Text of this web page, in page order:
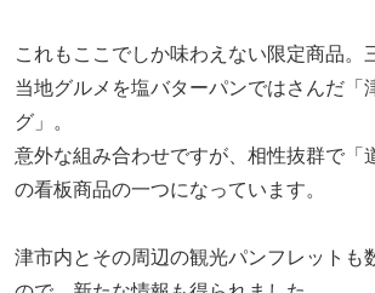
これもここでしか味わえない限定商品。
当地グルメを塩バターパンではさんだ「
グ」。
意外な組み合わせですが、相性抜群で「
の看板商品の一つになっています。
津市内とその周辺の観光パンフレットも